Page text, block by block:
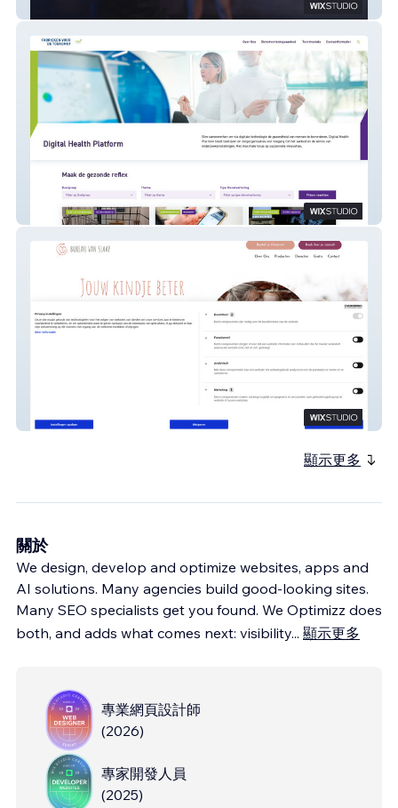
POM - Digital Health
Bureau Van Slaap
顯示更多
關於
We design, develop and optimize websites, apps and
AI solutions. Many agencies build good-looking sites.
Many SEO specialists get you found. We Optimizz does
both, and adds what comes next: visibility... 顯示更多
專業網頁設計師
(2026)
專家開發人員
(2025)